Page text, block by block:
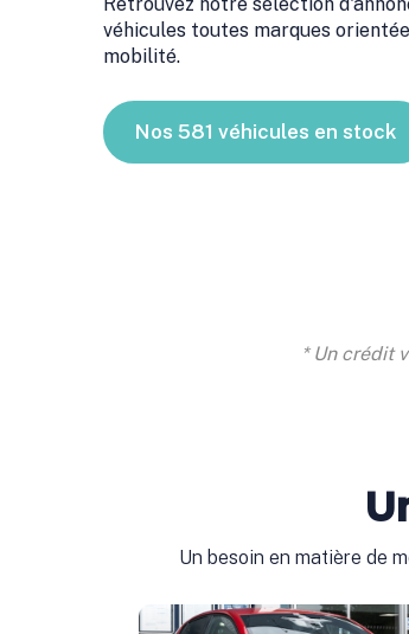
véhicules toutes marques
mobilité.
Nos 581 véhicules en stock
* Un crédit
Un besoin en matière de